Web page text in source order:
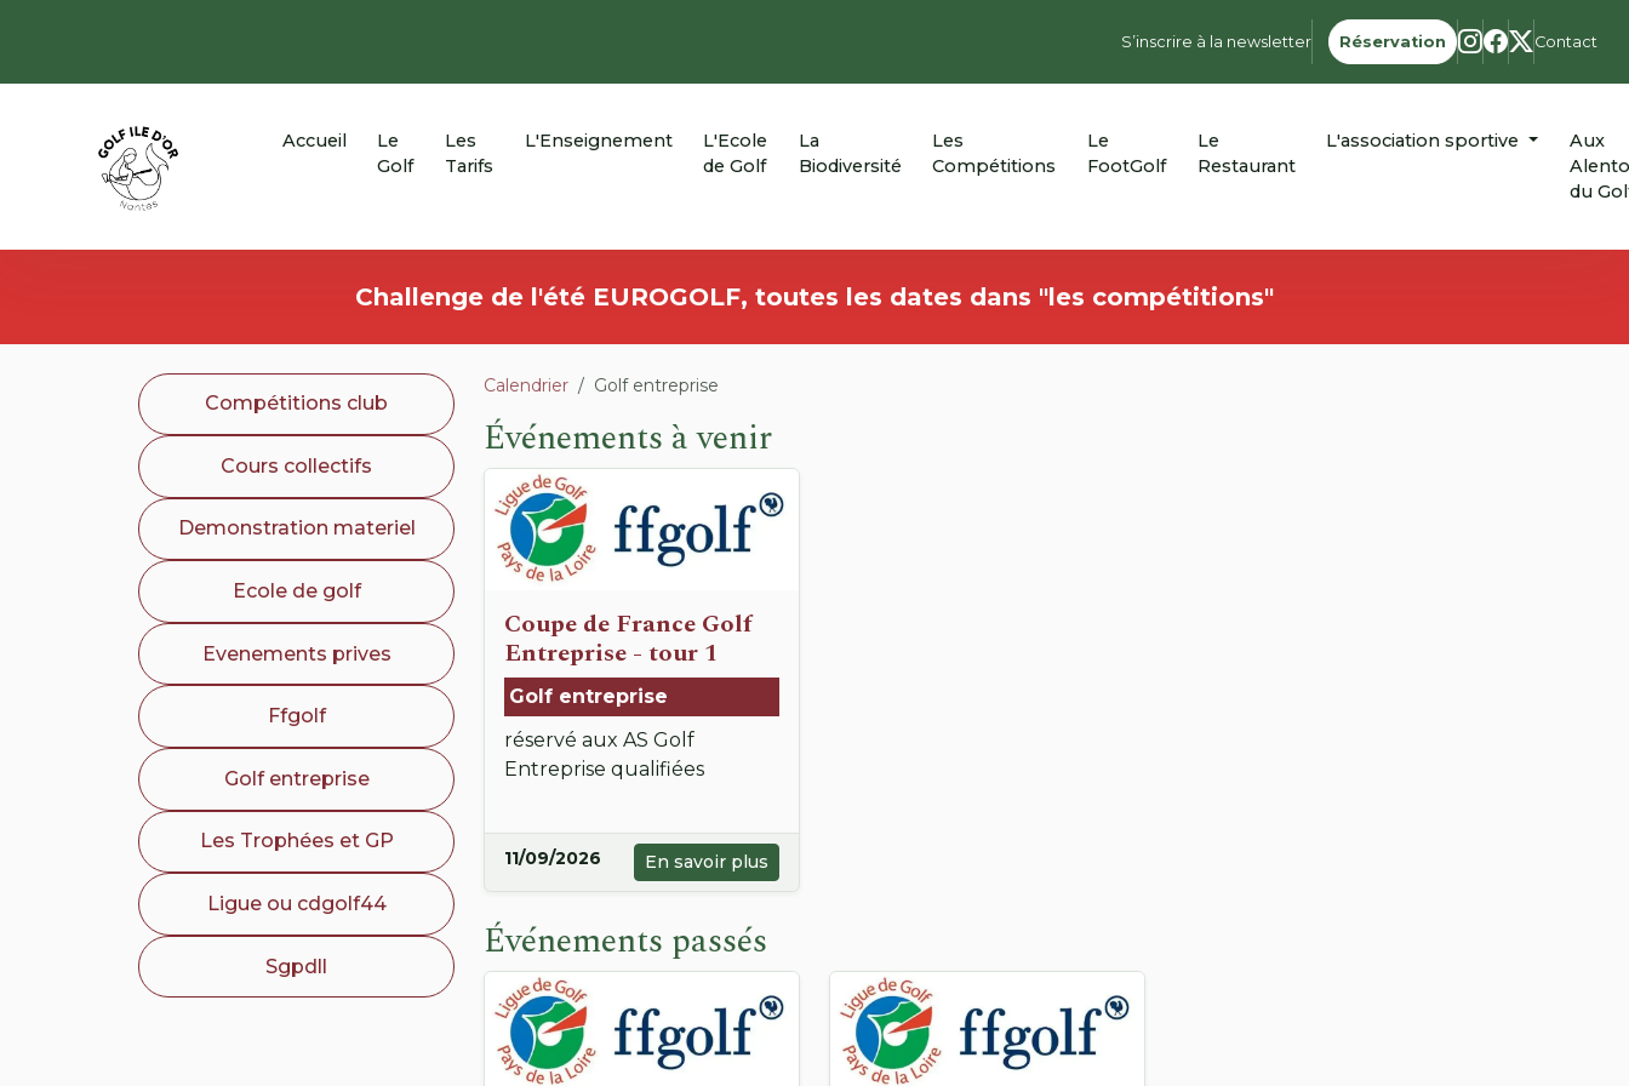
S’inscrire à la newsletter Réservation Contact
Accueil
Le
Golf
Les
Tarifs
L'Enseignement
L'Ecole
de Golf
La
Biodiversité
Les
Compétitions
Le
FootGolf
Le
Restaurant
L'association sportive
Aux
du
Challenge de l'été EUROGOLF, toutes les dates dans "les compétitions"
Compétitions club
Cours collectifs
Demonstration materiel
Ecole de golf
Evenements prives
Ffgolf
Golf entreprise
Les Trophées et GP
Ligue ou cdgolf44
Sgpdll
Calendrier Golf entreprise
Événements à venir
Coupe de France Golf
Entreprise - tour 1
Golf entreprise
réservé aux AS Golf
Entreprise qualifiées
11/09/2026 En savoir plus
Événements passés